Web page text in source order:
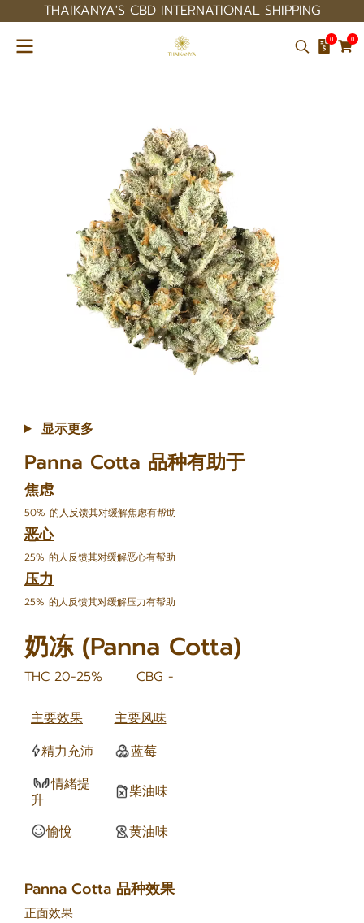
THAIKANYA'S CBD INTERNATIONAL SHIPPING
0 0
显示更多
Panna Cotta 品种有助于
焦虑
50% 的人反馈其对缓解焦虑有帮助
恶心
25% 的人反馈其对缓解恶心有帮助
压力
25% 的人反馈其对缓解压力有帮助
奶冻 (Panna Cotta)
THC 20-25% CBG -
主要效果
主要风味
精力充沛
蓝莓
情緒提
升
柴油味
愉悅 黄油味
Panna Cotta 品种效果
正面效果